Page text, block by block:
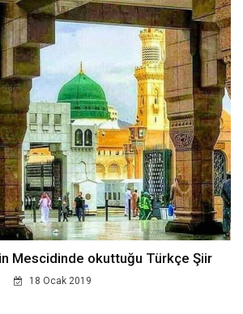
Mescidinde okuttuğu Türkçe Şiir
18 Ocak 2019